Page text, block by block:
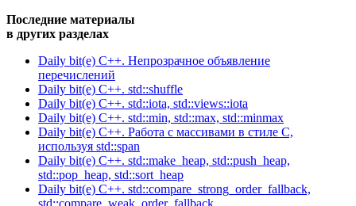
Последние материалы
в других разделах
Daily bit(e) C++. Непрозрачное объявление
перечислений
Daily bit(e) C++. std::shuffle
Daily bit(e) C++. std::iota, std::views::iota
Daily bit(e) C++. std::min, std::max, std::minmax
Daily bit(e) C++. Работа с массивами в стиле C,
используя std::span
Daily bit(e) C++. std::make_heap, std::push_heap,
std::pop_heap, std::sort_heap
Daily bit(e) C++. std::compare_strong_order_fallback,
std::compare_weak_order_fallback,